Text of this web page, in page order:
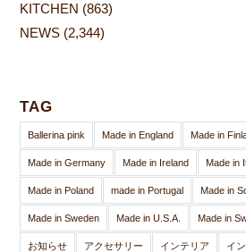
KITCHEN (863)
NEWS (2,344)
TAG
Ballerina pink Made in England Made in
Made in Germany Made in Ireland Made in
Made in Poland made in Portugal Made in
Made in Sweden Made in U.S.A. Made in
お知らせ アクセサリー インテリア イ